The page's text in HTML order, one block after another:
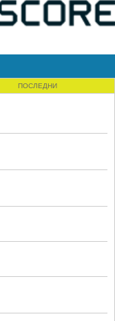
ПОСЛЕДНИ